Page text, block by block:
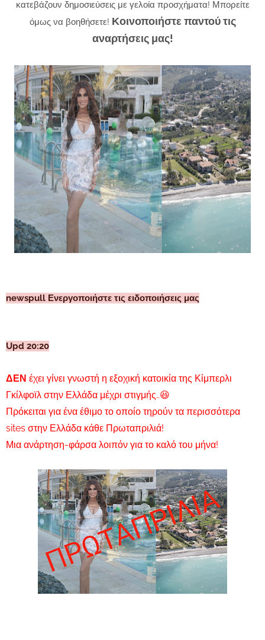
κατεβάζουν δημοσιεύσεις με γελοία προσχήματα! Μπορείτε
όμως να βοηθήσετε! Κοινοποιήστε παντού τις
αναρτήσεις μας!
newspull Ενεργοποιήστε τις ειδοποιήσεις μας
Upd 20:20
ΔΕΝ έχει γίνει γνωστή η εξοχική κατοικία της Κίμπερλι
Γκίλφοϊλ στην Ελλάδα μέχρι στιγμής..😆
Πρόκειται για ένα έθιμο το οποίο τηρούν τα περισσότερα
sites στην Ελλάδα κάθε Πρωταπριλιά!
Μια ανάρτηση-φάρσα λοιπόν για το καλό του μήνα!